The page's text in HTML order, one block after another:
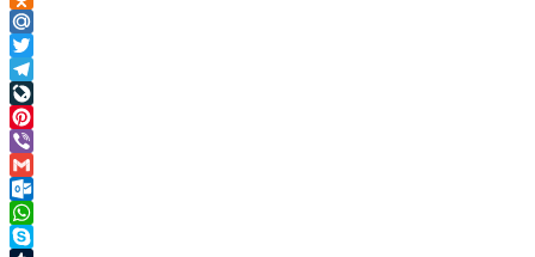
Odnoklassniki
Mail.Ru
Twitter
Telegram
LiveJournal
Pinterest
Viber
Gmail
Outlook.com
WhatsApp